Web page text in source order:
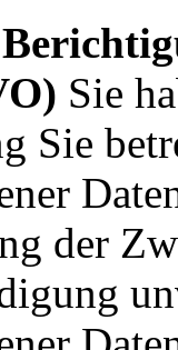
Sie
Sie
der